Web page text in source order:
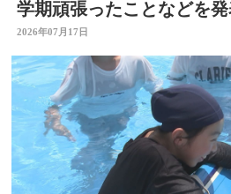
学期頑張ったことなどを
2026年07月17日